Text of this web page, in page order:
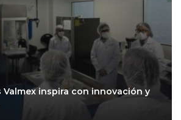
Valmex inspira con innovación y